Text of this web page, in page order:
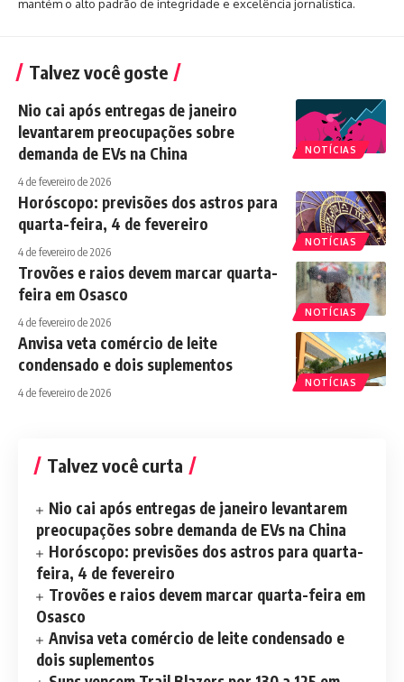
mantém o alto padrão de integridade e excelência jornalística.
Talvez você goste
NOTÍCIAS
Nio cai após entregas de janeiro
levantarem preocupações sobre
demanda de EVs na China
4 de fevereiro de 2026
NOTÍCIAS
Horóscopo: previsões dos astros para
quarta-feira, 4 de fevereiro
4 de fevereiro de 2026
NOTÍCIAS
Trovões e raios devem marcar quarta-
feira em Osasco
4 de fevereiro de 2026
NOTÍCIAS
Anvisa veta comércio de leite
condensado e dois suplementos
4 de fevereiro de 2026
Talvez você curta
Nio cai após entregas de janeiro levantarem
preocupações sobre demanda de EVs na China
Horóscopo: previsões dos astros para quarta-
feira, 4 de fevereiro
Trovões e raios devem marcar quarta-feira em
Osasco
Anvisa veta comércio de leite condensado e
dois suplementos